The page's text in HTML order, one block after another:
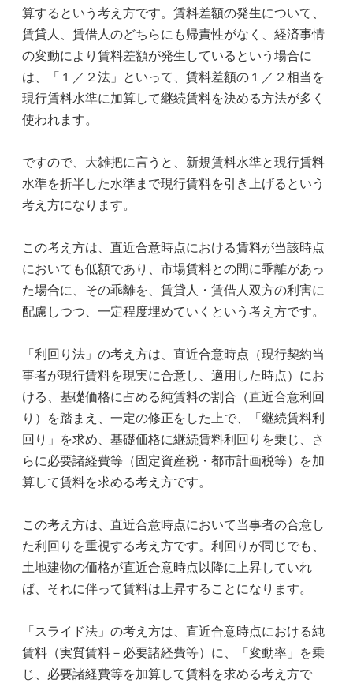
算するという考え方です。賃料差額の発生について、
賃貸人、賃借人のどちらにも帰責性がなく、経済事情
の変動により賃料差額が発生しているという場合に
は、「１／２法」といって、賃料差額の１／２相当を
現行賃料水準に加算して継続賃料を決める方法が多く
使われます。
ですので、大雑把に言うと、新規賃料水準と現行賃料
水準を折半した水準まで現行賃料を引き上げるという
考え方になります。
この考え方は、直近合意時点における賃料が当該時点
においても低額であり、市場賃料との間に乖離があっ
た場合に、その乖離を、賃貸人・賃借人双方の利害に
配慮しつつ、一定程度埋めていくという考え方です。
「利回り法」の考え方は、直近合意時点（現行契約当
事者が現行賃料を現実に合意し、適用した時点）にお
ける、基礎価格に占める純賃料の割合（直近合意利回
り）を踏まえ、一定の修正をした上で、「継続賃料利
回り」を求め、基礎価格に継続賃料利回りを乗じ、さ
らに必要諸経費等（固定資産税・都市計画税等）を加
算して賃料を求める考え方です。
この考え方は、直近合意時点において当事者の合意し
た利回りを重視する考え方です。利回りが同じでも、
土地建物の価格が直近合意時点以降に上昇していれ
ば、それに伴って賃料は上昇することになります。
「スライド法」の考え方は、直近合意時点における純
賃料（実質賃料－必要諸経費等）に、「変動率」を乗
じ、必要諸経費等を加算して賃料を求める考え方で